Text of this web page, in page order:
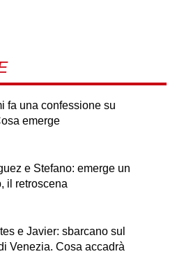
fa una confessione su
emerge
e Stefano: emerge un
il retroscena
e Javier: sbarcano sul
Venezia. Cosa accadrà